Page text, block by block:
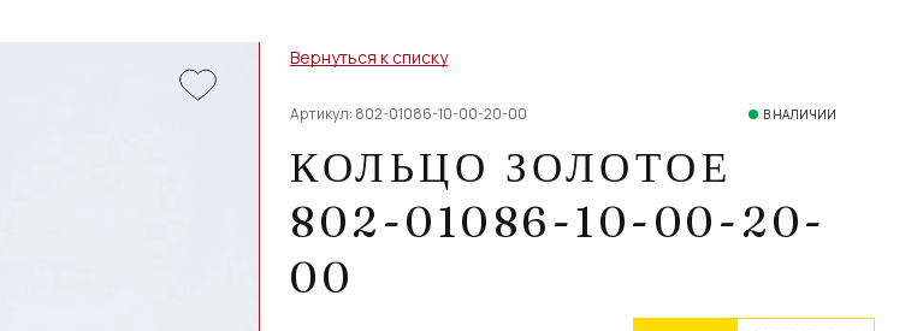
Вернуться к списку
Артикул: 802-01086-10-00-20-00 В НАЛИЧИИ
КОЛЬЦО ЗОЛОТОЕ
802-01086-10-00-20-
00